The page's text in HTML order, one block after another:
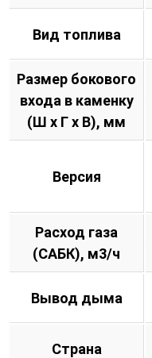
Вид топлива
Размер бокового
входа в каменку
(Ш х Г х В), мм
Версия
Расход газа
(САБК), м3/ч
Вывод дыма
Страна